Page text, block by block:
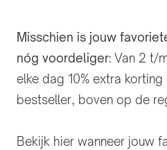
Misschien is jouw
nóg voordeliger: Van 2 t/
elke dag 10% extra
bestseller, boven op de
Bekijk hier wanneer jouw